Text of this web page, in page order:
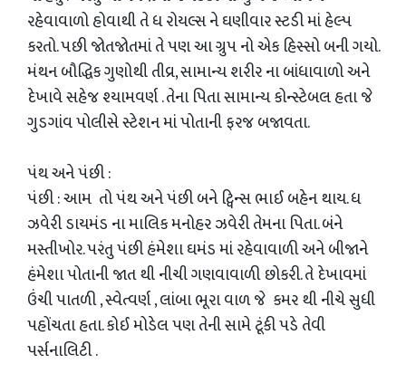
રહેવાવાળો હોવાથી તે ધ રોયલ્સ ને ઘણીવાર સ્ટડી માં હેલ્પ
કરતો. પછી જોતજોતમાં તે પણ આ ગ્રુપ નો એક હિસ્સો બની ગયો.
મંથન બૌદ્ધિક ગુણોથી તીવ્ર, સામાન્ય શરીર ના બાંધાવાળો અને
દેખાવે સહેજ શ્યામવર્ણ . તેના પિતા સામાન્ય કોન્સ્ટેબલ હતા જે
ગુડગાંવ પોલીસે સ્ટેશન માં પોતાની ફરજ બજાવતા.
પંથ અને પંછી :
પંછી : આમ તો પંથ અને પંછી બને ટ્વિન્સ ભાઈ બહેન થાય. ધ
ઝવેરી ડાયમંડ ના માલિક મનોહર ઝવેરી તેમના પિતા. બંને
મસ્તીખોર. પરંતુ પંછી હંમેશા ઘમંડ માં રહેવાવાળી અને બીજાને
હંમેશા પોતાની જાત થી નીચી ગણવાવાળી છોકરી. તે દેખાવમાં
ઉંચી પાતળી , સ્વેત્વર્ણ , લાંબા ભૂરા વાળ જે કમર થી નીચે સુધી
પહોંચતા હતા. કોઈ મોડેલ પણ તેની સામે ટૂંકી પડે તેવી
પર્સનાલિટી .